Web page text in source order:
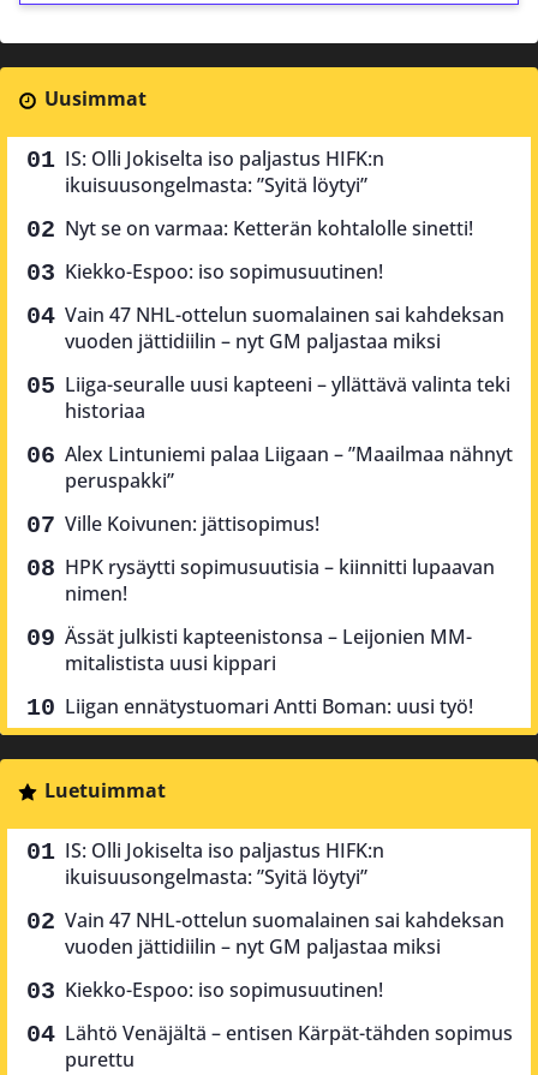
Uusimmat
IS: Olli Jokiselta iso paljastus HIFK:n
ikuisuusongelmasta: ”Syitä löytyi”
Nyt se on varmaa: Ketterän kohtalolle sinetti!
Kiekko-Espoo: iso sopimusuutinen!
Vain 47 NHL-ottelun suomalainen sai kahdeksan
vuoden jättidiilin – nyt GM paljastaa miksi
Liiga-seuralle uusi kapteeni – yllättävä valinta teki
historiaa
Alex Lintuniemi palaa Liigaan – ”Maailmaa nähnyt
peruspakki”
Ville Koivunen: jättisopimus!
HPK rysäytti sopimusuutisia – kiinnitti lupaavan
nimen!
Ässät julkisti kapteenistonsa – Leijonien MM-
mitalistista uusi kippari
Liigan ennätystuomari Antti Boman: uusi työ!
Luetuimmat
IS: Olli Jokiselta iso paljastus HIFK:n
ikuisuusongelmasta: ”Syitä löytyi”
Vain 47 NHL-ottelun suomalainen sai kahdeksan
vuoden jättidiilin – nyt GM paljastaa miksi
Kiekko-Espoo: iso sopimusuutinen!
Lähtö Venäjältä – entisen Kärpät-tähden sopimus
purettu